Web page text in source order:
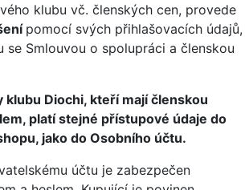
klubu vč. členských cen, provede
pomocí svých přihlašovacích údajů,
se Smlouvou o spolupráci a členskou
klubu Diochi, kteří mají členskou
platí stejné přístupové údaje do
jako do Osobního účtu.
účtu je zabezpečen